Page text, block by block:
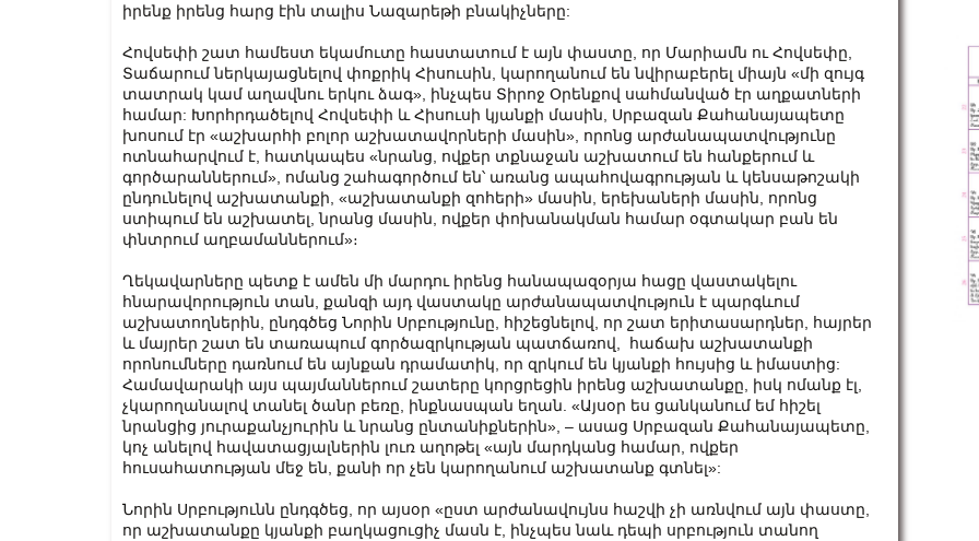
իրենք իրենց հարց էին տալիս Նազարեթի բնակիչները:
Հովսեփի շատ համեստ եկամուտը հաստատում է այն փաստը, որ Մարիամն ու Հովսեփը,
Տաճարում ներկայացնելով փոքրիկ Հիսուսին, կարողանում են նվիրաբերել միայն «մի զույգ
տատրակ կամ աղավնու երկու ձագ», ինչպես Տիրոջ Օրենքով սահմանված էր աղքատների
համար: Խորհրդածելով Հովսեփի և Հիսուսի կյանքի մասին, Սրբազան Քահանայապետը
խոսում էր «աշխարհի բոլոր աշխատավորների մասին», որոնց արժանապատվությունը
ոտնահարվում է, հատկապես «նրանց, ովքեր տքնաջան աշխատում են հանքերում և
գործարաններում», ոմանց շահագործում են՝ առանց ապահովագրության և կենսաթոշակի
ընդունելով աշխատանքի, «աշխատանքի զոհերի» մասին, երեխաների մասին, որոնց
ստիպում են աշխատել, նրանց մասին, ովքեր փոխանակման համար օգտակար բան են
փնտրում աղբամաններում»։
Ղեկավարները պետք է ամեն մի մարդու իրենց հանապազօրյա հացը վաստակելու
հնարավորություն տան, քանզի այդ վաստակը արժանապատվություն է պարգևում
աշխատողներին, ընդգծեց Նորին Սրբությունը, հիշեցնելով, որ շատ երիտասարդներ, հայրեր
և մայրեր շատ են տառապում գործազրկության պատճառով, հաճախ աշխատանքի
որոնումները դառնում են այնքան դրամատիկ, որ զրկում են կյանքի հույսից և իմաստից:
Համավարակի այս պայմաններում շատերը կորցրեցին իրենց աշխատանքը, իսկ ոմանք էլ,
չկարողանալով տանել ծանր բեռը, ինքնասպան եղան. «Այսօր ես ցանկանում եմ հիշել
նրանցից յուրաքանչյուրին և նրանց ընտանիքներին», – ասաց Սրբազան Քահանայապետը,
կոչ անելով հավատացյալներին լուռ աղոթել «այն մարդկանց համար, ովքեր
հուսահատության մեջ են, քանի որ չեն կարողանում աշխատանք գտնել»:
Նորին Սրբությունն ընդգծեց, որ այսօր «ըստ արժանավույնս հաշվի չի առնվում այն ​​փաստը,
որ աշխատանքը կյանքի բաղկացուցիչ մասն է, ինչպես նաև դեպի սրբություն տանող